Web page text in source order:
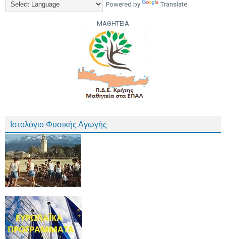
Powered by Translate
ΜΑΘΗΤΕΙΑ
Ιστολόγιο Φυσικής Αγωγής